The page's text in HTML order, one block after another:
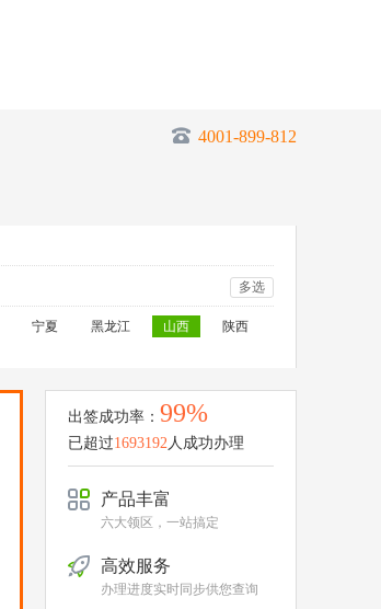
4001-899-812
多选
宁夏 黑龙江 山西
陕西
出签成功率： 99%
已超过1693192人成功办理
产品丰富
六大领区，一站搞定
高效服务
办理进度实时同步供您查询